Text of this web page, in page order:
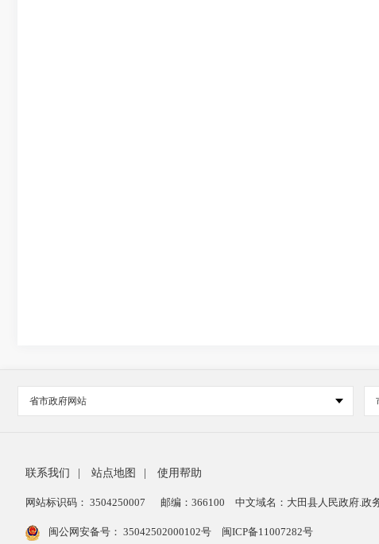
省市政府网站
联系我们 站点地图 使用帮助
网站标识码： 3504250007 邮编：366100 中文域名：大田县人民政府.政
闽公网安备号： 35042502000102号 闽ICP备11007282号